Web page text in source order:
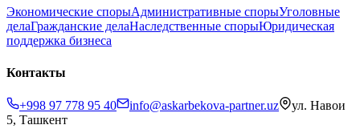
Экономические спорыАдминистративные спорыУголовные
делаГражданские делаНаследственные спорыЮридическая
поддержка бизнеса
Контакты
+998 97 778 95 40 info@askarbekova-partner.uz
ул. Навои
5, Ташкент